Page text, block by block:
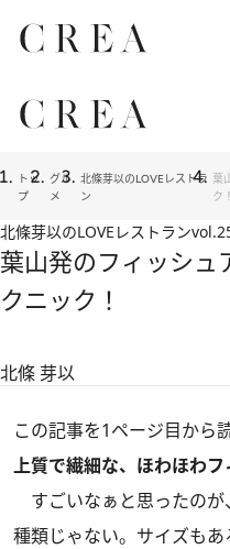
トッ
プ
グル
メ
北條芽以のLOVEレストラ
ン
葉
ク！
北條芽以のLOVEレストラン
葉山発のフィッシュ
クニック！
北條 芽以
この記事を1ページ目から
上質で繊細な、ほわほわフ
すごいなぁと思ったのが
種類じゃない。サイズも